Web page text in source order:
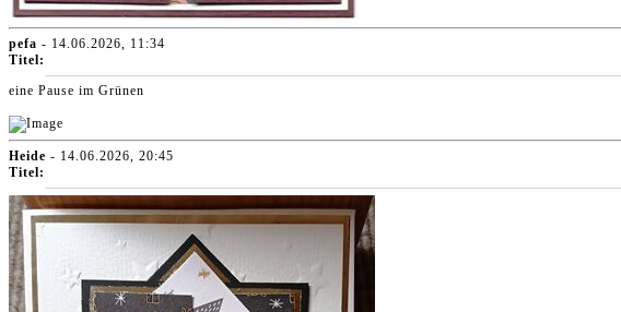
pefa - 14.06.2026, 11:34
Titel:
eine Pause im Grünen
Heide - 14.06.2026, 20:45
Titel: